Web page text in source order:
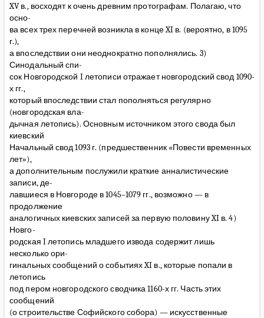
XV в., восходят к очень древним протографам. Полагаю, что
осно-
ва всех трех перечней возникла в конце XI в. (вероятно, в 1095
г.),
а впоследствии они неоднократно пополнялись. 3)
Синодальный спи-
сок Новгородской I летописи отражает новгородский свод 1090-
х гг.,
который впоследствии стал пополняться регулярно
(новгородская вла-
дычная летопись). Основным источником этого свода был
киевский
Начальный свод 1093 г. (предшественник «Повести временных
лет»),
а дополнительным послужили краткие анналистические
записи, де-
лавшиеся в Новгороде в 1045–1079 гг., возможно — в
продолжение
аналогичных киевских записей за первую половину XI в. 4)
Новго-
родская I летопись младшего извода содержит лишь
несколько ори-
гинальных сообщений о событиях XI в., которые попали в
летопись
под пером новгородского сводчика 1160-х гг. Часть этих
сообщений
(о строительстве Софийского собора) — искусственные